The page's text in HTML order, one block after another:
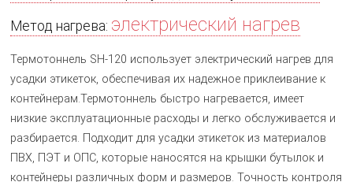
Метод нагрева: электрический нагрев
Термотоннель SH-120 использует электрический нагрев для
усадки этикеток, обеспечивая их надежное приклеивание к
контейнерам.Термотоннель быстро нагревается, имеет
низкие эксплуатационные расходы и легко обслуживается и
разбирается. Подходит для усадки этикеток из материалов
ПВХ, ПЭТ и ОПС, которые наносятся на крышки бутылок и
контейнеры различных форм и размеров. Точность контроля